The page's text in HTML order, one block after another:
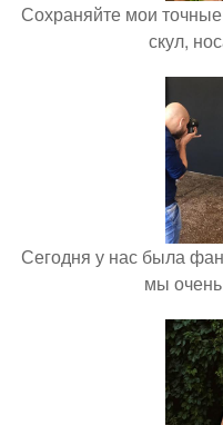
Сохраняйте мои
скул,
Сегодня у нас была
мы